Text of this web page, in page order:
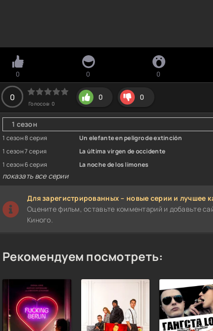
0 0 0
0
Голосов: 0
0 0
1 сезон
1 сезон 8 серия
Un elefante en peligro de extinción
1 сезон 7 серия
La última virgen de occidente
1 сезон 6 серия
La noche de los limones
показать все серии
Для зарегистрированных – новые серии и лучшее
Оцените фильм, оставьте комментарий и добавьте
Киного.
Рекомендуем посмотреть: